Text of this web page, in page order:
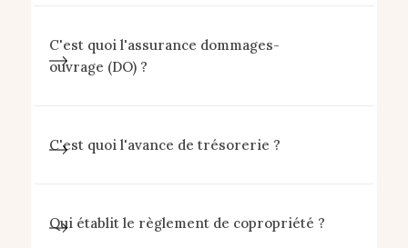
C'est quoi l'assurance dommages-
ouvrage (DO) ?
C'est quoi l'avance de trésorerie ?
Qui établit le règlement de copropriété ?